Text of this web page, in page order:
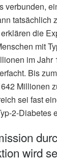
verbunden,
tatsächlich
die
mit
im Jahr
Bis
Millionen
sei fast
2-Diabetes
wird